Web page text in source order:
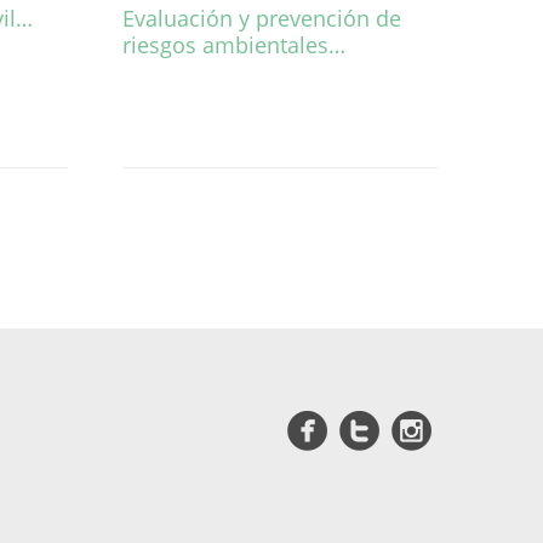
Evaluación y prevención de
riesgos ambientales…